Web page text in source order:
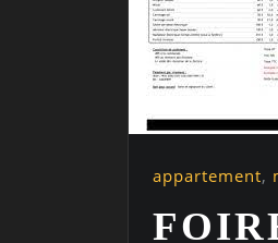
appartement,